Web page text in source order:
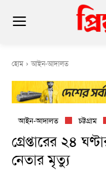
হোম আইন-আদালত
আইন-আদালত চট্টগ্রাম
গ্রেপ্তারের ২৪
নেতার মৃত্যু